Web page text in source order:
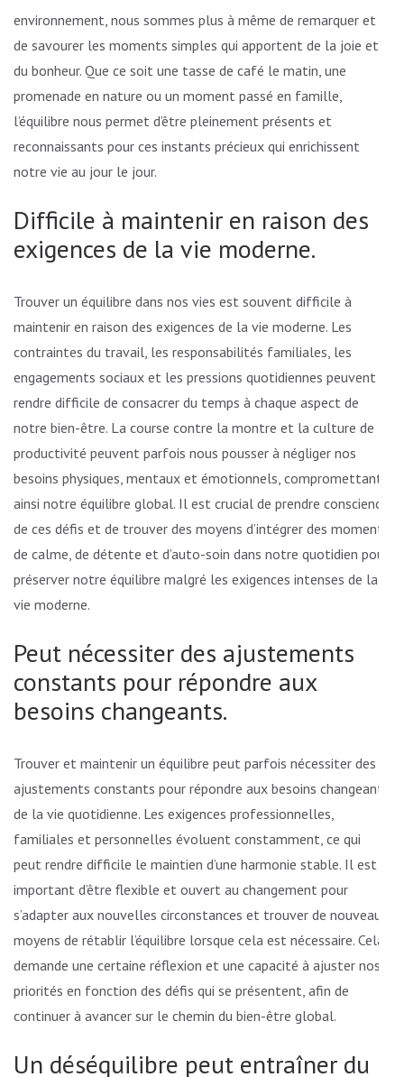
environnement, nous sommes plus à même de remarquer et
de savourer les moments simples qui apportent de la joie et
du bonheur. Que ce soit une tasse de café le matin, une
promenade en nature ou un moment passé en famille,
l’équilibre nous permet d’être pleinement présents et
reconnaissants pour ces instants précieux qui enrichissent
notre vie au jour le jour.
Difficile à maintenir en raison des
exigences de la vie moderne.
Trouver un équilibre dans nos vies est souvent difficile à
maintenir en raison des exigences de la vie moderne. Les
contraintes du travail, les responsabilités familiales, les
engagements sociaux et les pressions quotidiennes peuvent
rendre difficile de consacrer du temps à chaque aspect de
notre bien-être. La course contre la montre et la culture de la
productivité peuvent parfois nous pousser à négliger nos
besoins physiques, mentaux et émotionnels, compromettant
ainsi notre équilibre global. Il est crucial de prendre conscience
de ces défis et de trouver des moyens d’intégrer des moments
de calme, de détente et d’auto-soin dans notre quotidien pour
préserver notre équilibre malgré les exigences intenses de la
vie moderne.
Peut nécessiter des ajustements
constants pour répondre aux
besoins changeants.
Trouver et maintenir un équilibre peut parfois nécessiter des
ajustements constants pour répondre aux besoins changeants
de la vie quotidienne. Les exigences professionnelles,
familiales et personnelles évoluent constamment, ce qui
peut rendre difficile le maintien d’une harmonie stable. Il est
important d’être flexible et ouvert au changement pour
s’adapter aux nouvelles circonstances et trouver de nouveaux
moyens de rétablir l’équilibre lorsque cela est nécessaire. Cela
demande une certaine réflexion et une capacité à ajuster nos
priorités en fonction des défis qui se présentent, afin de
continuer à avancer sur le chemin du bien-être global.
Un déséquilibre peut entraîner du